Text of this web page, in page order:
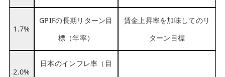
1.7%
GPIFの長期リターン目
標（年率）
賃金上昇率を加味してのリ
ターン目標
2.0%
日本のインフレ率（目